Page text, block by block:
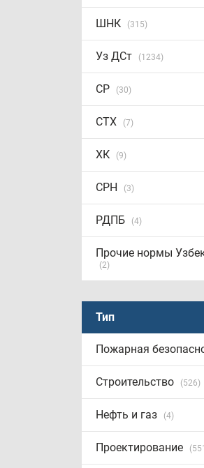
ШНК (315)
Уз ДСт (1234)
СР (30)
СТХ (7)
ХК (9)
СРН (3)
РДПБ (4)
Прочие нормы
(2)
Тип
Пожарная
Строительство (526)
Нефть и газ (4)
Проектирование